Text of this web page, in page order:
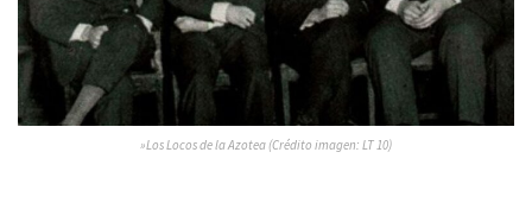
»Los Locos de la Azotea (Crédito imagen: LT 10)